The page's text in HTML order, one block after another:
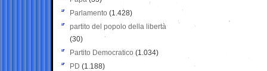
Parlamento (1.428)
partito del popolo della libertà
(30)
Partito Democratico (1.034)
PD (1.188)